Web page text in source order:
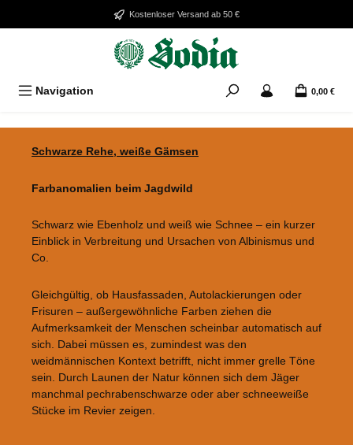
Zum Hauptinhalt springenKostenloser Versand ab 50 €
Navigation 0,00 €
Schwarze Rehe, weiße Gämsen
Farbanomalien beim Jagdwild
Schwarz wie Ebenholz und weiß wie Schnee – ein kurzer
Einblick in Verbreitung und Ursachen von Albinismus und
Co.
Gleichgültig, ob Hausfassaden, Autolackierungen oder
Frisuren – außergewöhnliche Farben ziehen die
Aufmerksamkeit der Menschen scheinbar automatisch auf
sich. Dabei müssen es, zumindest was den
weidmännischen Kontext betrifft, nicht immer grelle Töne
sein. Durch Launen der Natur können sich dem Jäger
manchmal pechrabenschwarze oder aber schneeweiße
Stücke im Revier zeigen.